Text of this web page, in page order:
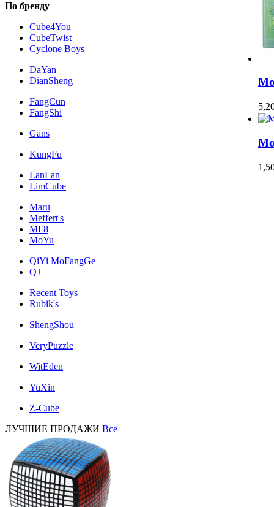
По бренду
Cube4You
CubeTwist
Cyclone Boys
DaYan
DianSheng
FangCun
FangShi
Gans
KungFu
LanLan
LimCube
Maru
Meffert's
MF8
MoYu
QiYi MoFangGe
QJ
Recent Toys
Rubik's
ShengShou
VeryPuzzle
WitEden
YuXin
Z-Cube
ЛУЧШИЕ ПРОДАЖИ Все